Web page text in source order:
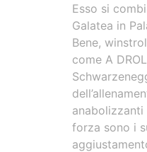
Esso si
Galatea in
Bene,
come A
forza sono i